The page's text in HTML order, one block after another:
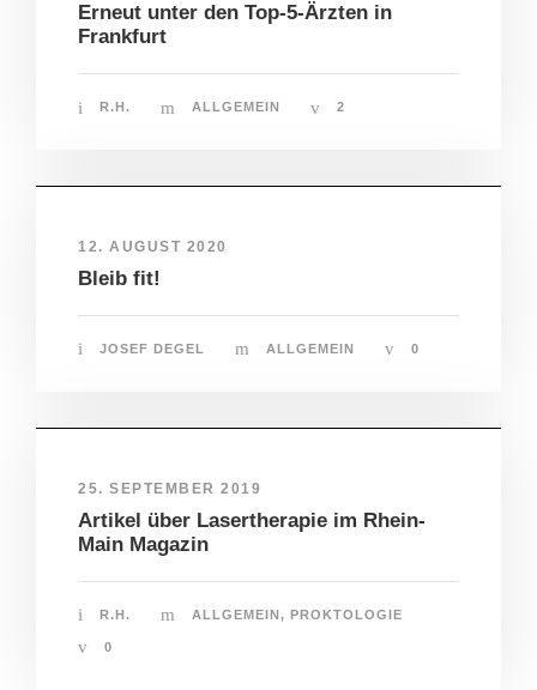
Erneut unter den Top-5-Ärzten in
Frankfurt
R.H. ALLGEMEIN 2
12. AUGUST 2020
Bleib fit!
JOSEF DEGEL ALLGEMEIN 0
25. SEPTEMBER 2019
Artikel über Lasertherapie im Rhein-
Main Magazin
R.H. ALLGEMEIN, PROKTOLOGIE
0